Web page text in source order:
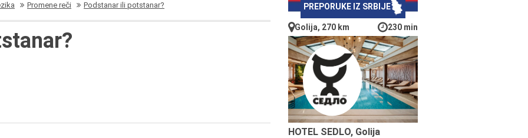
Promene reči Podstanar ili potstanar? PREPORUKE IZ SRBIJE
Golija, 270 km 230 min
HOTEL SEDLO, Golija